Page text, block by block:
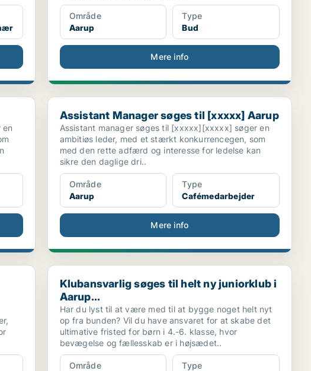
Område
Aarup
Type
Bud
Mere info
Assistant Manager søges til [xxxxx] Aarup
Assistant Manager søges til [xxxxx] Aarup
Assistant manager søges til [xxxxx][xxxxx] søger en
ambitiøs leder, med et stærkt konkurrencegen, som
med den rette adfærd og interesse for ledelse kan
sikre den daglige dri..
Område
Aarup
Type
Cafémedarbejder
Mere info
Klubansvarlig søges til helt ny juniorklub i Aarup...
Klubansvarlig søges til helt ny juniorklub i
Aarup...
Har du lyst til at være med til at bygge noget helt nyt
op fra bunden? Vil du have ansvaret for at skabe det
ultimative fristed for børn i 4.-6. klasse, hvor
bevægelse og fællesskab er i højsædet..
Område
Type